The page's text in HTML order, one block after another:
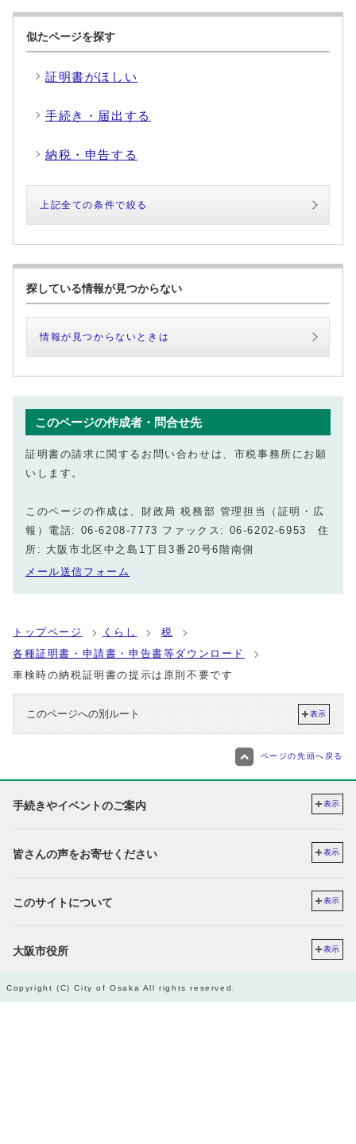
似たページを探す
証明書がほしい
手続き・届出する
納税・申告する
上記全ての条件で絞る
探している情報が見つからない
情報が見つからないときは
このページの作成者・問合せ先
証明書の請求に関するお問い合わせは、市税事務所にお願
いします。
このページの作成は、財政局 税務部 管理担当（証明・広
報）電話: 06-6208-7773 ファックス: 06-6202-6953 住
所: 大阪市北区中之島1丁目3番20号6階南側
メール送信フォーム
トップページ くらし
税
各種証明書・申請書・申告書等ダウンロード
車検時の納税証明書の提示は原則不要です
このページへの別ルート 表示
ページの先頭へ戻る
手続きやイベントのご案内 表示
皆さんの声をお寄せください 表示
このサイトについて 表示
大阪市役所 表示
Copyright (C) City of Osaka All rights reserved.